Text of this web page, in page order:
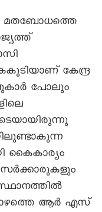
മതബോധത്തെ
കേന്ദ്ര
പോലും
കൈകാര്യം
സർക്കാരുകളും
ആർ എസ്